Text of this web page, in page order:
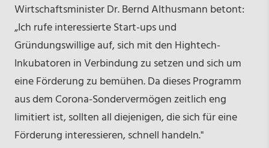
Wirtschaftsminister Dr. Bernd Althusmann betont:
„Ich rufe interessierte Start-ups und
Gründungswillige auf, sich mit den Hightech-
Inkubatoren in Verbindung zu setzen und sich um
eine Förderung zu bemühen. Da dieses Programm
aus dem Corona-Sondervermögen zeitlich eng
limitiert ist, sollten all diejenigen, die sich für eine
Förderung interessieren, schnell handeln."